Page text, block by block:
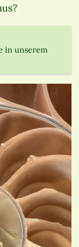
in unserem